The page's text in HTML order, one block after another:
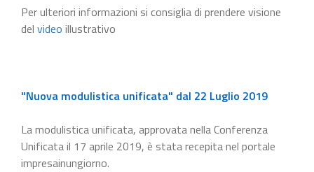
Per ulteriori informazioni si consiglia di prendere visione
del video illustrativo
"Nuova modulistica unificata" dal 22 Luglio 2019
La modulistica unificata, approvata nella Conferenza
Unificata il 17 aprile 2019, è stata recepita nel portale
impresainungiorno.